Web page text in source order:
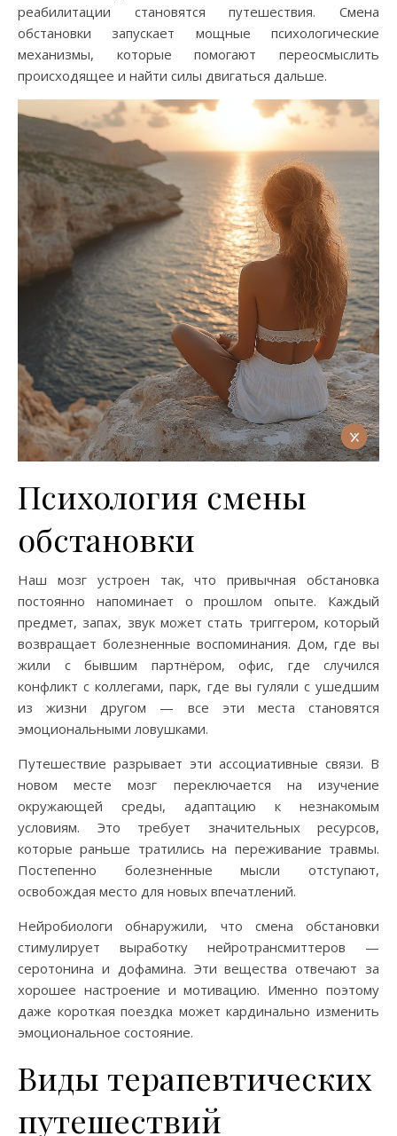
реабилитации становятся путешествия. Смена
обстановки запускает мощные психологические
механизмы, которые помогают переосмыслить
происходящее и найти силы двигаться дальше.
Психология смены
обстановки
Наш мозг устроен так, что привычная обстановка
постоянно напоминает о прошлом опыте. Каждый
предмет, запах, звук может стать триггером, который
возвращает болезненные воспоминания. Дом, где вы
жили с бывшим партнёром, офис, где случился
конфликт с коллегами, парк, где вы гуляли с ушедшим
из жизни другом — все эти места становятся
эмоциональными ловушками.
Путешествие разрывает эти ассоциативные связи. В
новом месте мозг переключается на изучение
окружающей среды, адаптацию к незнакомым
условиям. Это требует значительных ресурсов,
которые раньше тратились на переживание травмы.
Постепенно болезненные мысли отступают,
освобождая место для новых впечатлений.
Нейробиологи обнаружили, что смена обстановки
стимулирует выработку нейротрансмиттеров —
серотонина и дофамина. Эти вещества отвечают за
хорошее настроение и мотивацию. Именно поэтому
даже короткая поездка может кардинально изменить
эмоциональное состояние.
Виды терапевтических
путешествий